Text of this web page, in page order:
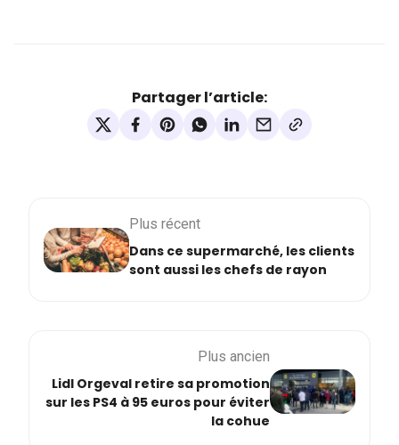
Partager l’article:
Plus récent
Dans ce supermarché, les clients
sont aussi les chefs de rayon
Plus ancien
Lidl Orgeval retire sa promotion
sur les PS4 à 95 euros pour éviter
la cohue